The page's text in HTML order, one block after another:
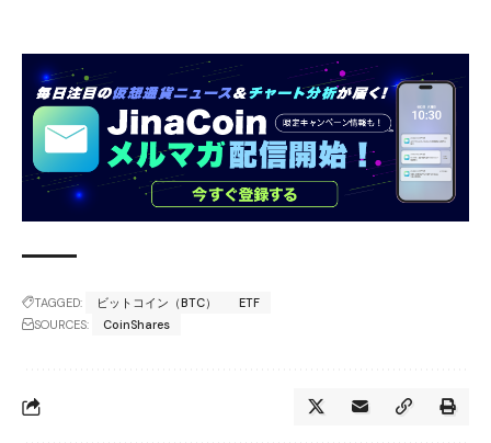
TAGGED: ビットコイン（BTC）
ETF
SOURCES:
CoinShares